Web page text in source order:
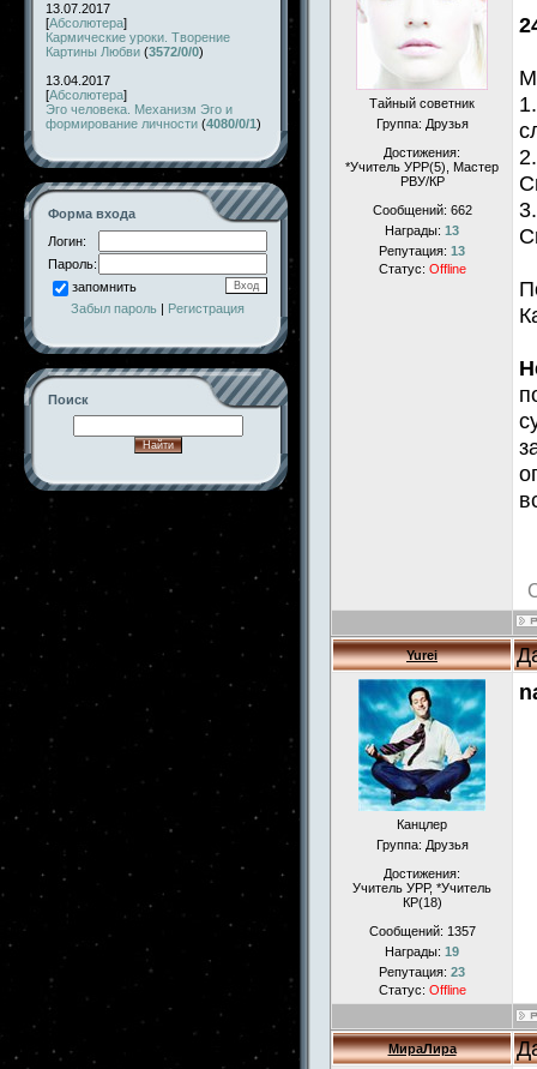
13.07.2017
[Абсолютера]
Кармические уроки. Творение
Картины Любви (3572/0/0)
13.04.2017
[Абсолютера]
Эго человека. Механизм Эго и
формирование личности (4080/0/1)
Форма входа
Логин:
Пароль:
запомнить
Забыл пароль | Регистрация
Поиск
Тайный советник
Группа: Друзья
Достижения:
*Учитель УРР(5), Маcтер
РВУ/КР
Сообщений: 662
Награды: 13
Репутация: 13
Статус: Offline
Yurei
Канцлер
Группа: Друзья
Достижения:
Учитель УРР, *Учитель
КР(18)
Сообщений: 1357
Награды: 19
Репутация: 23
Статус: Offline
МираЛира